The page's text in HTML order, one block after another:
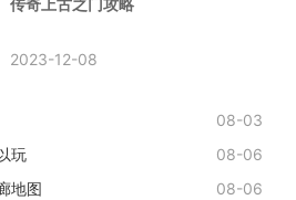
2023-12-08
08-03
玩
08-06
地图
08-06